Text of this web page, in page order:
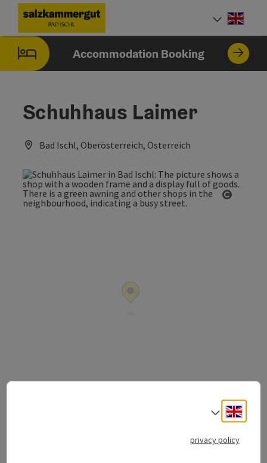
Accesskey
[0]
Accesskey
[1]
Accesskey
[2]
Accesskey
[7]
Accommodation Booking
Schuhhaus Laimer
Bad Ischl, Oberösterreich, Österreich
open inOpen in
Select
privacy policy